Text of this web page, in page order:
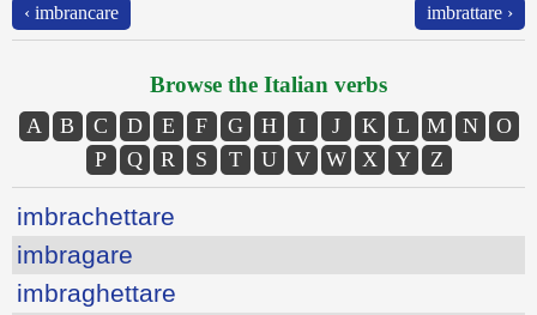
‹ imbrancare imbrattare ›
Browse the Italian verbs
A B C D E F G H I J K L M N
O
P
Q R S T U V W X Y Z
imbrachettare
imbragare
imbraghettare